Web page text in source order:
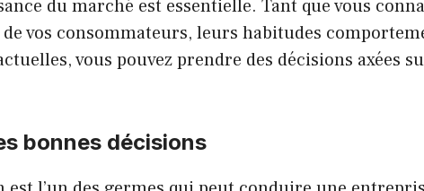
du marché est essentielle. Tant que vous
vos consommateurs, leurs habitudes
vous pouvez prendre des décisions axées
bonnes décisions